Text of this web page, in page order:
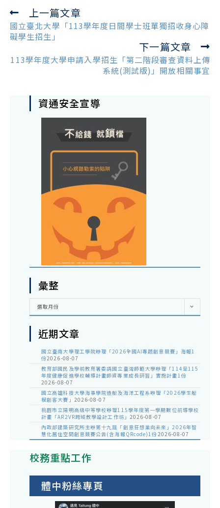
Read
more
articles
上一篇文章
國立臺北大學「113學年度日間學士班單獨招收身心障
礙學生招生」
下一篇文章
113學年度大學申請入學招生「第二階段審查資料上傳
系統(測試版)」開放相關事宜
資通安全宣導
彙整
彙
選取月份
近期文章
國立臺南大學理工學院辦理「2026全國AI專題創意競賽」海報1
份2026-08-07
教育部國民及學前教育署委請國立臺灣師範大學辦理「114至115
年度健康促進學校輔導計畫師資專業成長研習」實施計畫1份
2026-08-07
國立高雄科技大學海事學院造船及海洋工程系辦理「2026學生船
模創客大賽」 2026-08-07
桃園市立陽明高級中等學校辦理115學年度第一學期數位前導學校
計畫「AR2VR跨域教學設計工作坊」 2026-08-07
內政部建築研究所主辦第十九屆「創意狂想巢向未來」2026年智
慧化居住空間創意競賽公告(含海報QRcode)1份2026-08-07
校務重點工作
體中粉絲專頁